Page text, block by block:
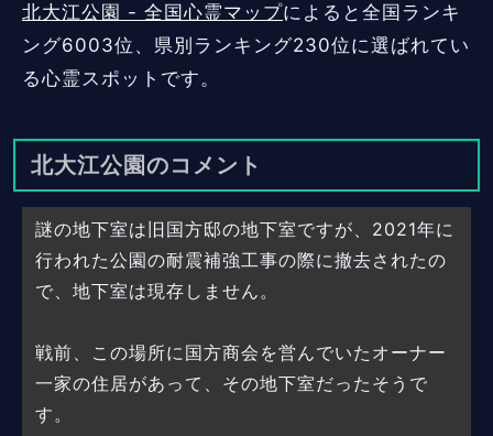
北大江公園 - 全国心霊マップによると全国ランキ
ング6003位、県別ランキング230位に選ばれてい
る心霊スポットです。
北大江公園のコメント
謎の地下室は旧国方邸の地下室ですが、2021年に
行われた公園の耐震補強工事の際に撤去されたの
で、地下室は現存しません。
戦前、この場所に国方商会を営んでいたオーナー
一家の住居があって、その地下室だったそうで
す。